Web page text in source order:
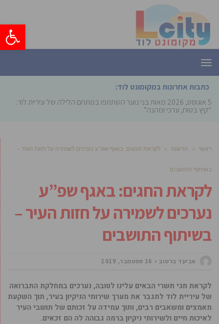
פתח
תפריט
כתבות אחרונות במקומונט לוד:
5 אוגוסט, 2026
מאות בני נוער השתתפו במתחם הלילה של עיריית לוד:
“קיץ בטוח, ערכי ומהנה”
ראשי » חדשות » לקראת החגים: באגף שפ”ע נערכים לשמירה על חזות העיר –
בשיתוף התושבים
לקראת החגים: באגף שפ”ע
נערכים לשמירה על חזות העיר –
בשיתוף התושבים
אביעד ברטוב 16 ספטמבר, 2019
לקראת חגי תשרי הבאים עלינו לטובה, נערכים במחלקת התברואה
של עיריית לוד לתגבר את מערך שירותי הניקיון בעיר, תוך השקעת
מאמצים ומשאבים רבים, ותוך עמידה על זכותם של תושבי העיר
לאיכות חיים ולשירותי ניקיון ברמה גבוהה לה הם זכאים.